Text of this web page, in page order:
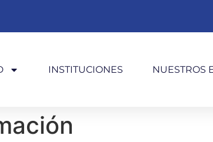
INSTITUCIONES NUESTROS